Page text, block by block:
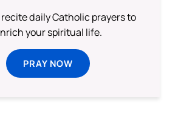
daily Catholic prayers to
your spiritual life.
PRAY NOW